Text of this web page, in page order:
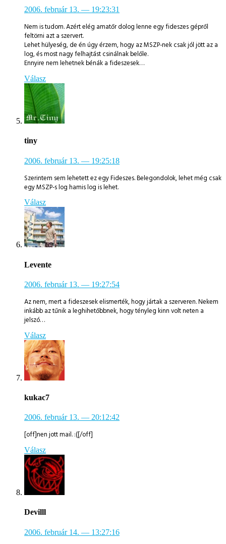
2006. február 13. — 19:23:31
Nem is tudom. Azért elég amatőr dolog lenne egy fideszes gépről
feltörni azt a szervert.
Lehet hülyeség, de én úgy érzem, hogy az MSZP-nek csak jól jött az a
log, és most nagy felhajtást csinálnak belőle.
Ennyire nem lehetnek bénák a fideszesek…
Válasz
tiny
2006. február 13. — 19:25:18
Szerintem sem lehetett ez egy Fideszes. Belegondolok, lehet még csak
egy MSZP-s log hamis log is lehet.
Válasz
Levente
2006. február 13. — 19:27:54
Az nem, mert a fideszesek elismerték, hogy jártak a szerveren. Nekem
inkább az tűnik a leghihetőbbnek, hogy tényleg kinn volt neten a
jelszó…
Válasz
kukac7
2006. február 13. — 20:12:42
[off]nen jott mail. :([/off]
Válasz
Devilll
2006. február 14. — 13:27:16